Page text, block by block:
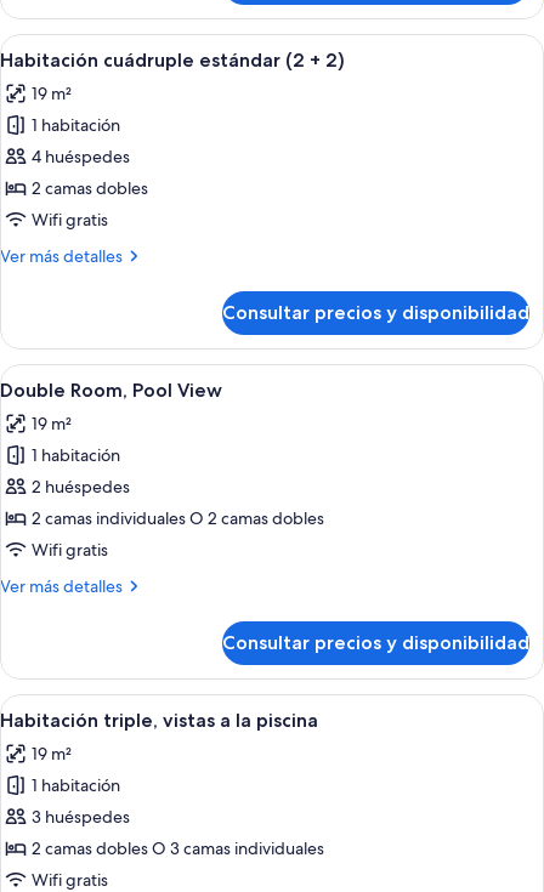
triple
estándar
Abrir
todas
las
fotos
de
Habitación
cuádruple
(2
Habitación de hotel con dos camas,
8
Habitación cuádruple estándar (2 + 2)
19 m²
1 habitación
4 huéspedes
2 camas dobles
Wifi gratis
Ver más detalles
Más
cuádruple
estándar
(2
2)
Consultar precios y disponibilidad
Abrir
todas
las
fotos
de
Double
Room,
View
Un hotel con varios balcones, piscina
15
Double Room, Pool View
19 m²
1 habitación
2 huéspedes
2 camas individuales O 2 camas dobles
Wifi gratis
Ver más detalles
Más
Room,
Pool
View
Consultar precios y disponibilidad
Abrir
todas
las
fotos
de
Habitación
triple,
Un hotel con varios balcones, piscina
16
Habitación triple, vistas a la piscina
19 m²
1 habitación
3 huéspedes
2 camas dobles O 3 camas individuales
Wifi gratis